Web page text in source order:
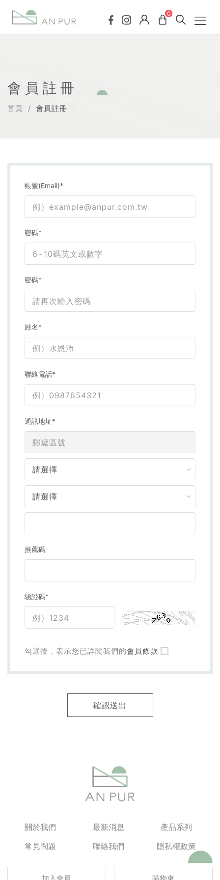
0
會員註冊
首頁 會員註冊
帳號(Email)*
密碼*
密碼*
姓名*
聯絡電話*
通訊地址*
推薦碼
驗證碼*
勾選後，表示您已詳閱我們的會員條款
確認送出
關於我們 最新消息
產品系列
常見問題
聯絡我們 隱私權政策